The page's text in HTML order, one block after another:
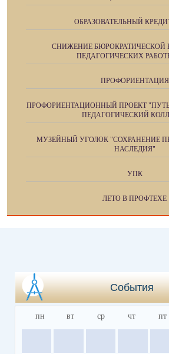
ОБРАЗОВАТЕЛЬНЫЙ
СНИЖЕНИЕ БЮРОКРАТИЧЕСКОЙ
ПЕДАГОГИЧЕСКИХ
ПРОФОРИЕНТАЦИЯ
ПРОФОРИЕНТАЦИОННЫЙ ПРОЕКТ
ПЕДАГОГИЧЕСКИЙ
МУЗЕЙНЫЙ УГОЛОК "СОХРАНЕНИЕ
НАСЛЕДИЯ"
УПК
ЛЕТО В ПРОФТЕХЕ
События
пн вт ср чт пт